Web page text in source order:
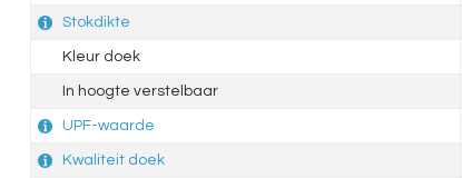
Stokdikte
Kleur doek
In hoogte verstelbaar
UPF-waarde
Kwaliteit doek